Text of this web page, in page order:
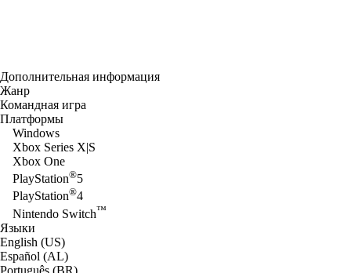
Дополнительная информация
Жанр
Командная игра
Платформы
Windows
Xbox Series X|S
Xbox One
PlayStation®5
PlayStation®4
Nintendo Switch™
Языки
English (US)
Español (AL)
Português (BR)